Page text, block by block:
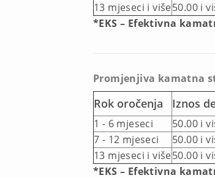
13 mjeseci i više50.00 i
*EKS – Efektivna
Promjenjiva kamatna
Rok oročenja Iznos
1 - 6 mjeseci 50.00 i
7 - 12 mjeseci
50.00 i
13 mjeseci i više50.00 i
*EKS – Efektivna